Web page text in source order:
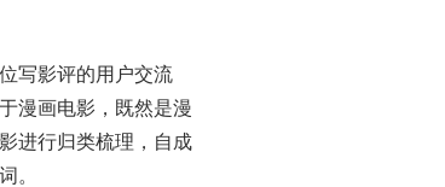
写影评的用户交流
漫画电影，既然是漫
进行归类梳理，自成
。